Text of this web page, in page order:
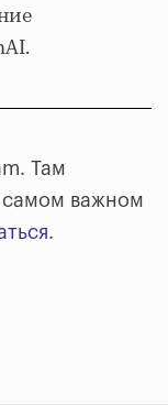
Там
важном
.